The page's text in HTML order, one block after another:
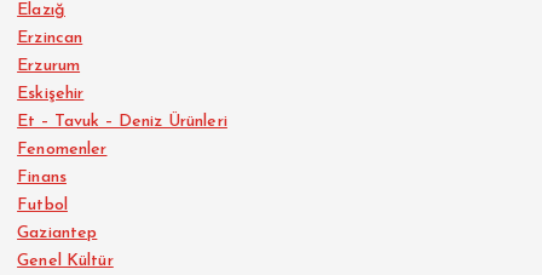
Elazığ
Erzincan
Erzurum
Eskişehir
Et – Tavuk – Deniz Ürünleri
Fenomenler
Finans
Futbol
Gaziantep
Genel Kültür